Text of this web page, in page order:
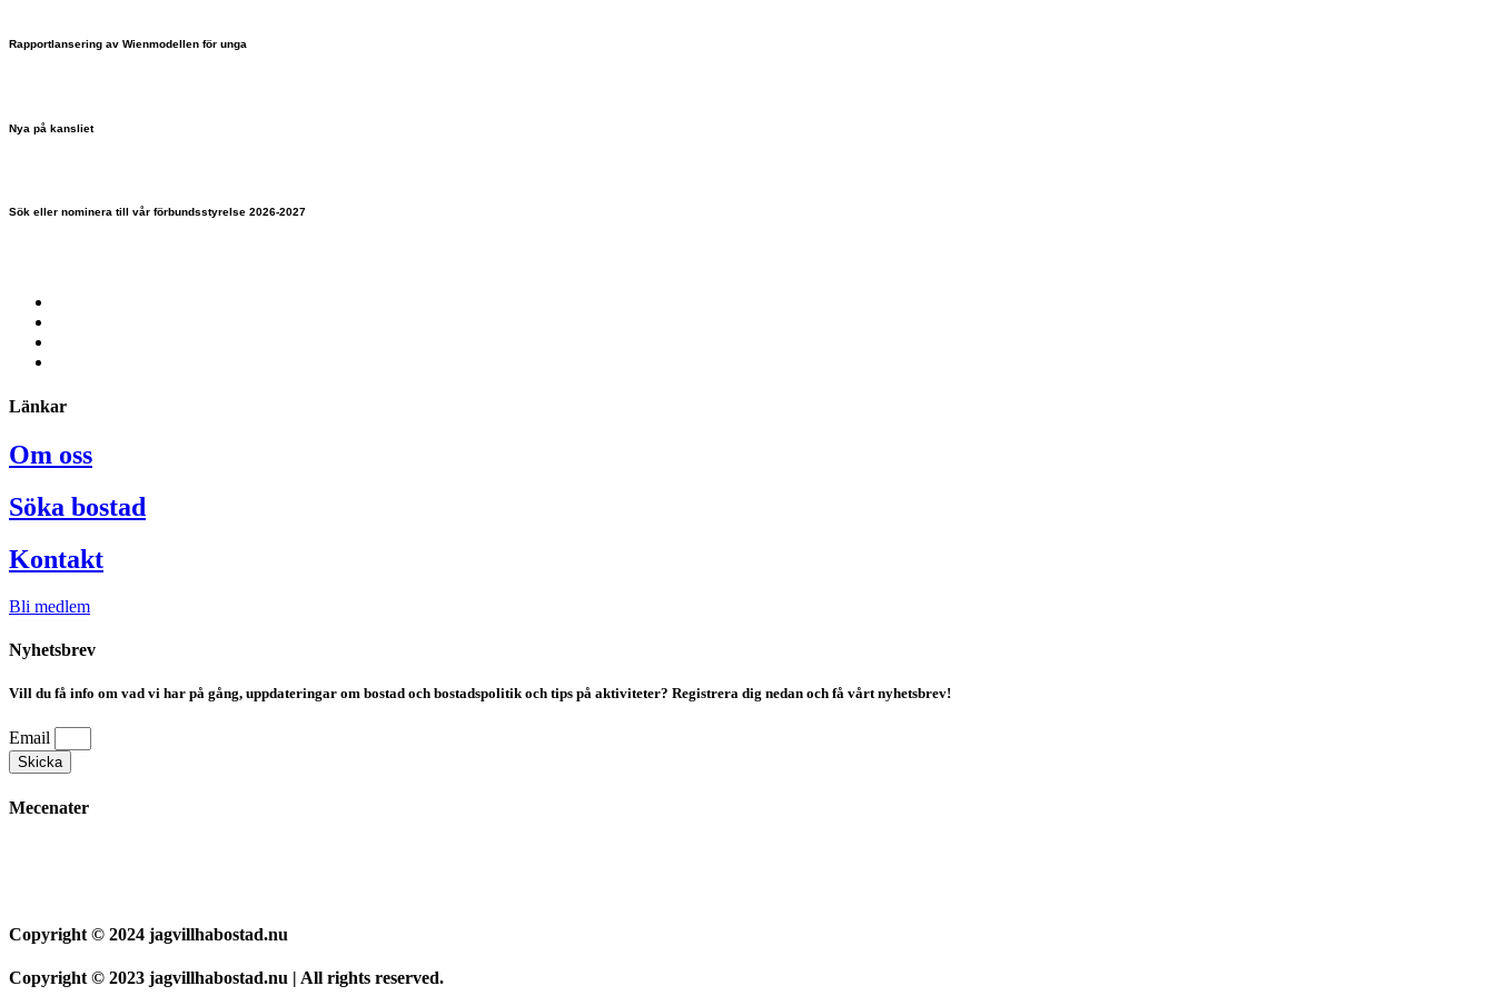
Rapportlansering av Wienmodellen för unga
Nya på kansliet
Sök eller nominera till vår förbundsstyrelse 2026-2027
Länkar
Om oss
Söka bostad
Kontakt
Bli medlem
Nyhetsbrev
Vill du få info om vad vi har på gång, uppdateringar om bostad och bostadspolitik och tips på aktiviteter? Registrera dig nedan och få vårt nyhetsbrev!
Email
Skicka
Mecenater
Copyright © 2024 jagvillhabostad.nu
Copyright © 2023 jagvillhabostad.nu | All rights reserved.